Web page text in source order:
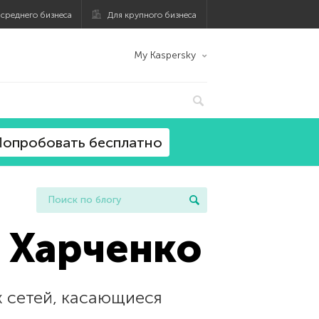
бизнеса Для крупного бизнеса
My Kaspersky
бесплатно
сетей, касающиеся